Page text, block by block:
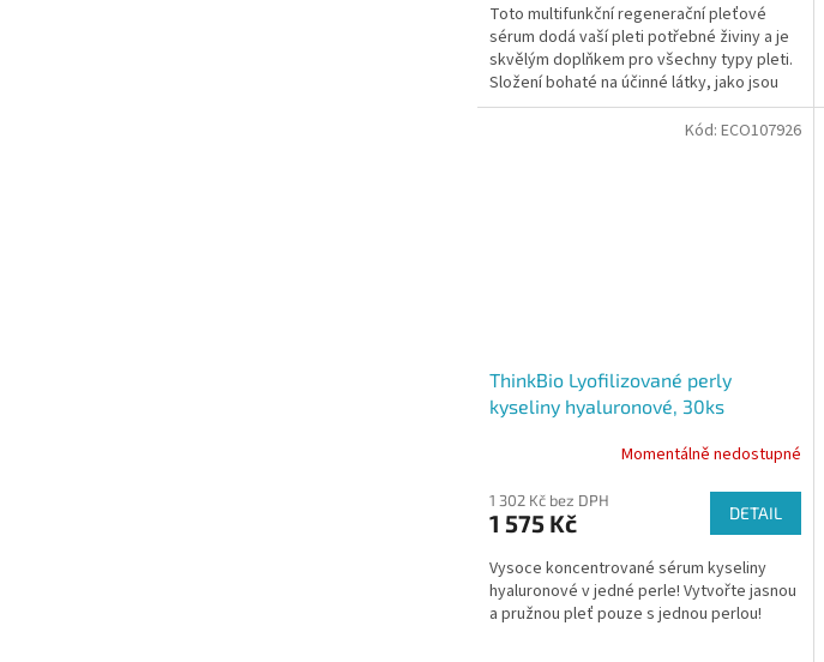
Toto multifunkční regenerační pleťové
sérum dodá vaší pleti potřebné živiny a je
skvělým doplňkem pro všechny typy pleti.
Složení bohaté na účinné látky, jako jsou
AHA kyseliny...
ThinkBio Lyofilizované perly
kyseliny hyaluronové, 30ks
Momentálně nedostupné
1 302 Kč bez DPH
1 575 Kč DETAIL
Vysoce koncentrované sérum kyseliny
hyaluronové v jedné perle! Vytvořte jasnou
a pružnou pleť pouze s jednou perlou!
Kód: ECO107926